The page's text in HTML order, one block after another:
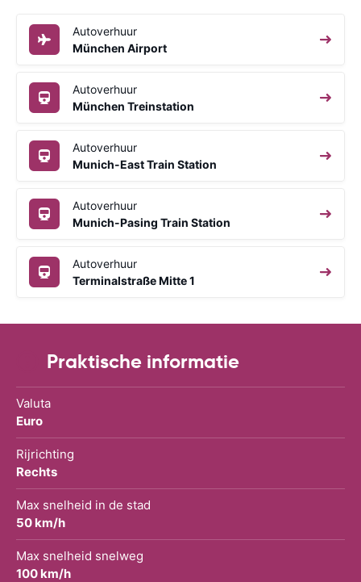
Autoverhuur
München Airport
Autoverhuur
München Treinstation
Autoverhuur
Munich-East Train Station
Autoverhuur
Munich-Pasing Train Station
Autoverhuur
Terminalstraße Mitte 1
Praktische informatie
Valuta
Euro
Rijrichting
Rechts
Max snelheid in de stad
50 km/h
Max snelheid snelweg
100 km/h